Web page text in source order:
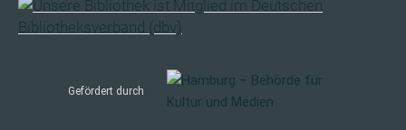
Gefördert durch